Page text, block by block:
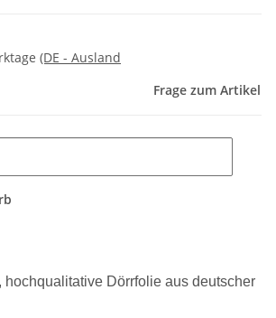
(DE - Ausland
Frage zum Artikel
hochqualitative Dörrfolie aus deutscher